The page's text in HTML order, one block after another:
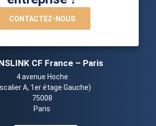
CONTACTEZ-NOUS
CF France – Paris
4 avenue Hoche
A, 1er étage Gauche)
75008
Paris